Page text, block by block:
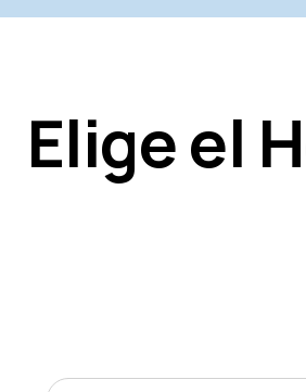
Elige el